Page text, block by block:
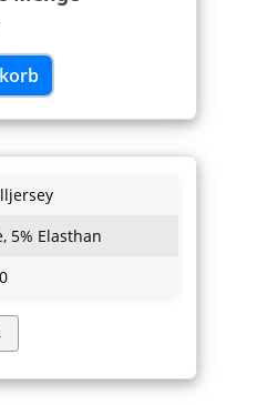
5% Elasthan